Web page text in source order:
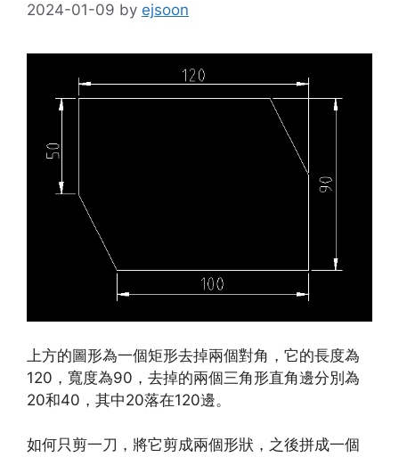
2024-01-09 by ejsoon
上方的圖形為一個矩形去掉兩個對角，它的長度為
120，寬度為90，去掉的兩個三角形直角邊分別為
20和40，其中20落在120邊。
如何只剪一刀，將它剪成兩個形狀，之後拼成一個